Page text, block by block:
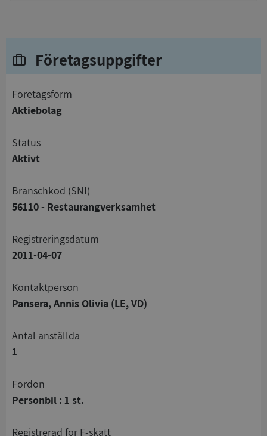
Företagsuppgifter
företagsform
Aktiebolag
status
Aktivt
branschkod (SNI)
56110 - Restaurangverksamhet
registreringsdatum
2011-04-07
Kontaktperson
Pansera, Annis Olivia (LE, VD)
Antal anställda
1
Fordon
Personbil : 1 st.
registrerad för F-skatt